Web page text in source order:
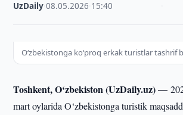
UzDaily ·08.05.2026 15:40
O‘zbekistonga ko‘proq erkak turistlar tashrif
Toshkent, O‘zbekiston (UzDaily.uz) —
mart oylarida O‘zbekistonga turistik